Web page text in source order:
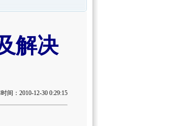
解决
：2010-12-30 0:29:15